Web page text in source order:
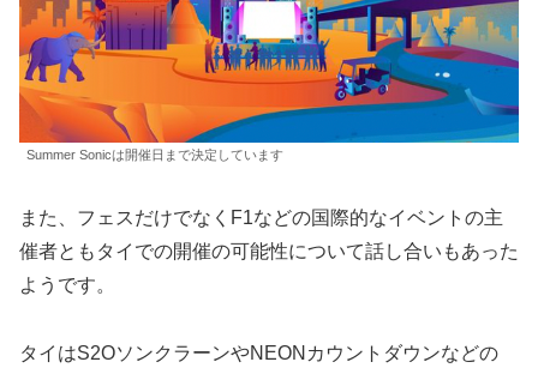
Summer Sonicは開催日まで決定しています
また、フェスだけでなくF1などの国際的なイベントの主
催者ともタイでの開催の可能性について話し合いもあった
ようです。
タイはS2OソンクラーンやNEONカウントダウンなどの